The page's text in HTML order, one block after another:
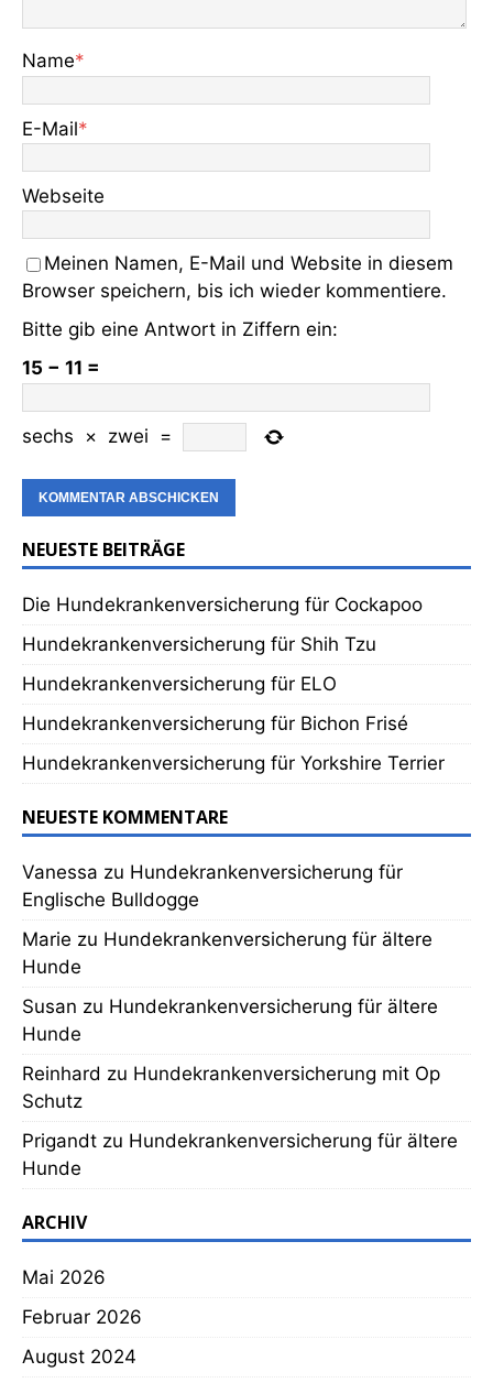
Name*
E-Mail*
Webseite
Meinen Namen, E-Mail und Website in diesem
Browser speichern, bis ich wieder kommentiere.
Bitte gib eine Antwort in Ziffern ein:
15 − 11 =
sechs × zwei =
NEUESTE BEITRÄGE
Die Hundekrankenversicherung für Cockapoo
Hundekrankenversicherung für Shih Tzu
Hundekrankenversicherung für ELO
Hundekrankenversicherung für Bichon Frisé
Hundekrankenversicherung für Yorkshire Terrier
NEUESTE KOMMENTARE
Vanessa zu Hundekrankenversicherung für
Englische Bulldogge
Marie zu Hundekrankenversicherung für ältere
Hunde
Susan zu Hundekrankenversicherung für ältere
Hunde
Reinhard zu Hundekrankenversicherung mit Op
Schutz
Prigandt zu Hundekrankenversicherung für ältere
Hunde
ARCHIV
Mai 2026
Februar 2026
August 2024